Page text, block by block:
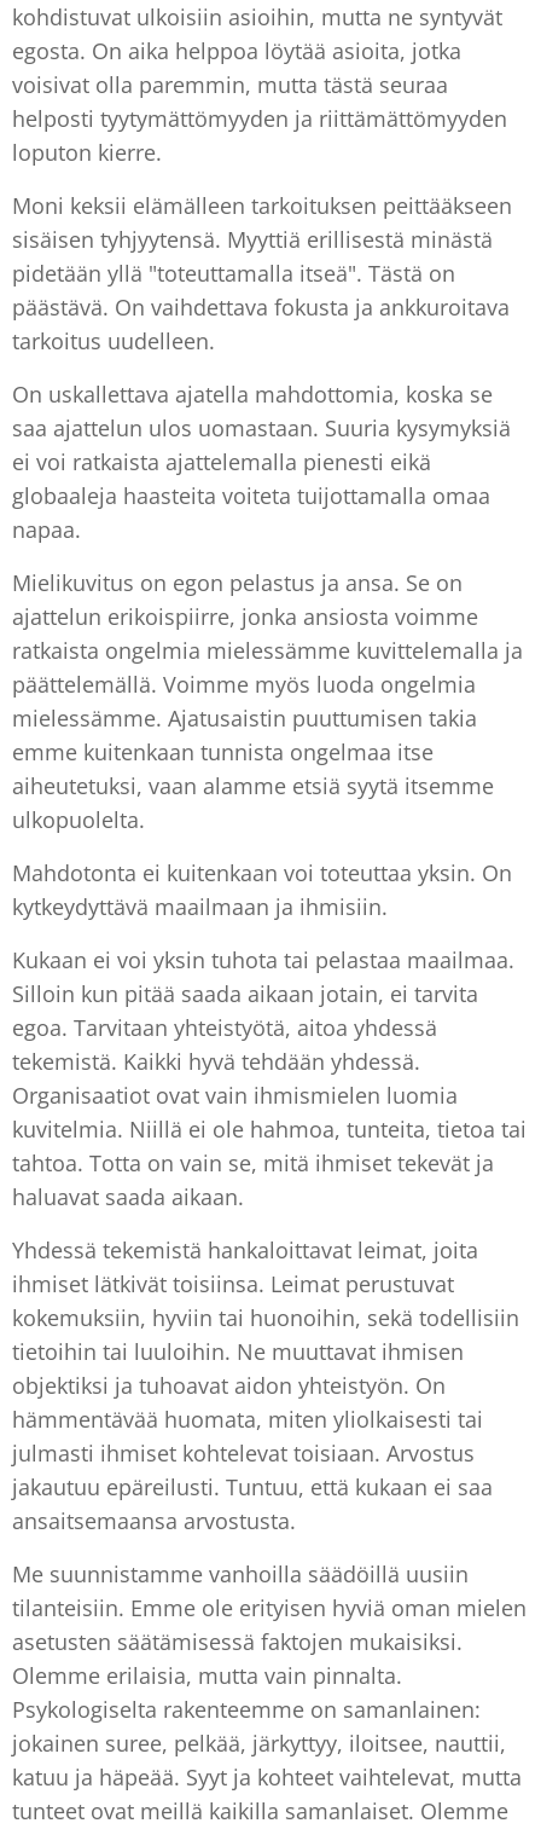
kohdistuvat ulkoisiin asioihin, mutta ne syntyvät
egosta. On aika helppoa löytää asioita, jotka
voisivat olla paremmin, mutta tästä seuraa
helposti tyytymättömyyden ja riittämättömyyden
loputon kierre.
Moni keksii elämälleen tarkoituksen peittääkseen
sisäisen tyhjyytensä. Myyttiä erillisestä minästä
pidetään yllä "toteuttamalla itseä". Tästä on
päästävä. On vaihdettava fokusta ja ankkuroitava
tarkoitus uudelleen.
On uskallettava ajatella mahdottomia, koska se
saa ajattelun ulos uomastaan. Suuria kysymyksiä
ei voi ratkaista ajattelemalla pienesti eikä
globaaleja haasteita voiteta tuijottamalla omaa
napaa.
Mielikuvitus on egon pelastus ja ansa. Se on
ajattelun erikoispiirre, jonka ansiosta voimme
ratkaista ongelmia mielessämme kuvittelemalla ja
päättelemällä. Voimme myös luoda ongelmia
mielessämme. Ajatusaistin puuttumisen takia
emme kuitenkaan tunnista ongelmaa itse
aiheutetuksi, vaan alamme etsiä syytä itsemme
ulkopuolelta.
Mahdotonta ei kuitenkaan voi toteuttaa yksin. On
kytkeydyttävä maailmaan ja ihmisiin.
Kukaan ei voi yksin tuhota tai pelastaa maailmaa.
Silloin kun pitää saada aikaan jotain, ei tarvita
egoa. Tarvitaan yhteistyötä, aitoa yhdessä
tekemistä. Kaikki hyvä tehdään yhdessä.
Organisaatiot ovat vain ihmismielen luomia
kuvitelmia. Niillä ei ole hahmoa, tunteita, tietoa tai
tahtoa. Totta on vain se, mitä ihmiset tekevät ja
haluavat saada aikaan.
Yhdessä tekemistä hankaloittavat leimat, joita
ihmiset lätkivät toisiinsa. Leimat perustuvat
kokemuksiin, hyviin tai huonoihin, sekä todellisiin
tietoihin tai luuloihin. Ne muuttavat ihmisen
objektiksi ja tuhoavat aidon yhteistyön. On
hämmentävää huomata, miten yliolkaisesti tai
julmasti ihmiset kohtelevat toisiaan. Arvostus
jakautuu epäreilusti. Tuntuu, että kukaan ei saa
ansaitsemaansa arvostusta.
Me suunnistamme vanhoilla säädöillä uusiin
tilanteisiin. Emme ole erityisen hyviä oman mielen
asetusten säätämisessä faktojen mukaisiksi.
Olemme erilaisia, mutta vain pinnalta.
Psykologiselta rakenteemme on samanlainen:
jokainen suree, pelkää, järkyttyy, iloitsee, nauttii,
katuu ja häpeää. Syyt ja kohteet vaihtelevat, mutta
tunteet ovat meillä kaikilla samanlaiset. Olemme